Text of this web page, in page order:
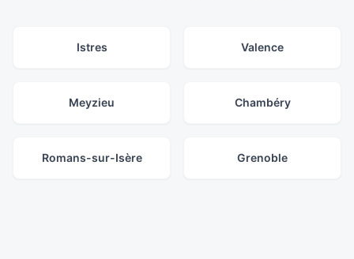
Istres Valence
Meyzieu Chambéry
Romans-sur-Isère Grenoble